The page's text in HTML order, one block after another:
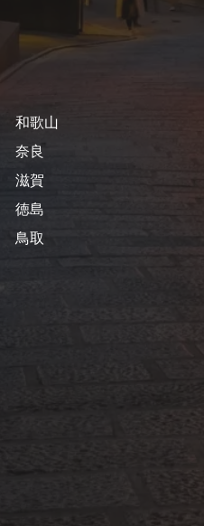
和歌山
奈良
滋賀
徳島
鳥取